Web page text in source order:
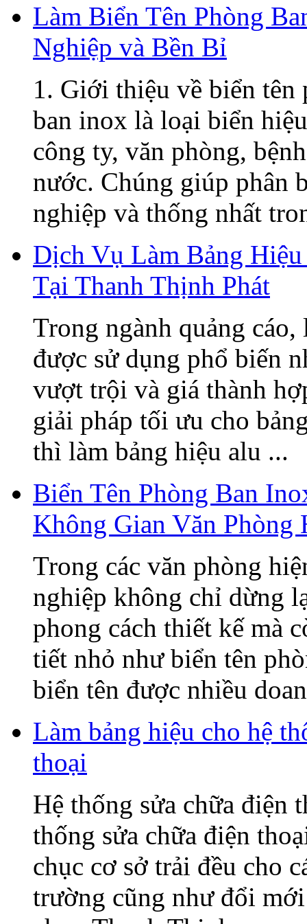
Làm Biển Tên Phòng
Nghiệp và Bền Bỉ
1. Giới thiệu về biển tên
ban inox là loại biển
công ty, văn phòng,
nước. Chúng giúp phân
nghiệp và thống nhất
Dịch Vụ Làm Bảng
Tại Thanh Thịnh Phát
Trong ngành quảng
được sử dụng phổ biến
vượt trội và giá thành
giải pháp tối ưu cho
thì làm bảng hiệu alu ...
Biển Tên Phòng Ban
Không Gian Văn Phòng
Trong các văn phòng
nghiệp không chỉ dừng
phong cách thiết kế mà
tiết nhỏ như biển tên
biển tên được nhiều
Làm bảng hiệu cho hệ
thoại
Hệ thống sửa chữa điện
thống sửa chữa điện
chục cơ sở trải đều cho
trường cũng như đổi